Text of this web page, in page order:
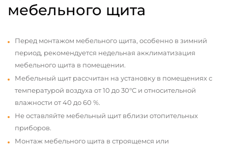
мебельного щита
Перед монтажом мебельного щита, особенно в зимний
период, рекомендуется недельная акклиматизация
мебельного щита в помещении.
Мебельный щит рассчитан на установку в помещениях с
температурой воздуха от 10 до 30°С и относительной
влажности от 40 до 60 %.
Не оставляйте мебельный щит вблизи отопительных
приборов.
Монтаж мебельного щита в строящемся или